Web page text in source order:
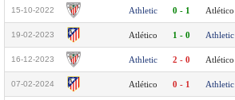
15-10-2022 Athletic 0 - 1 Atlético
19-02-2023 Atlético 1 - 0 Athletic
16-12-2023 Athletic 2 - 0 Atlético
07-02-2024 Atlético 0 - 1 Athletic